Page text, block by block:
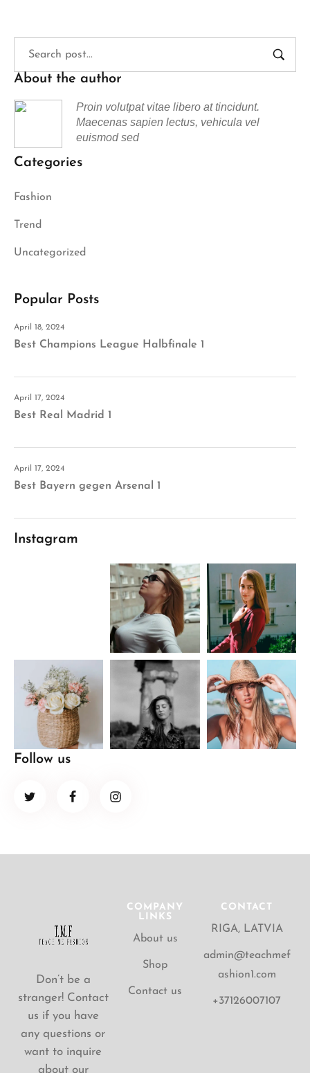
About the author
Proin volutpat vitae libero at tincidunt.
Maecenas sapien lectus, vehicula vel
euismod sed
Categories
Fashion
Trend
Uncategorized
Popular Posts
April 18, 2024
Best Champions League Halbfinale 1
April 17, 2024
Best Real Madrid 1
April 17, 2024
Best Bayern gegen Arsenal 1
Instagram
Follow us
Don’t be a
stranger! Contact
us if you have
any questions or
want to inquire
about our
COMPANY
LINKS
About us
Shop
Contact us
CONTACT
RIGA, LATVIA
admin@teachmef
ashion1.com
+37126007107